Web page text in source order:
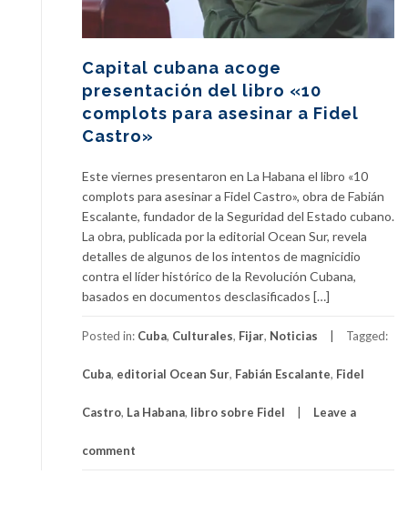
Capital cubana acoge
presentación del libro «10
complots para asesinar a Fidel
Castro»
Este viernes presentaron en La Habana el libro «10
complots para asesinar a Fidel Castro», obra de Fabián
Escalante, fundador de la Seguridad del Estado cubano.
La obra, publicada por la editorial Ocean Sur, revela
detalles de algunos de los intentos de magnicidio
contra el líder histórico de la Revolución Cubana,
basados en documentos desclasificados […]
Posted in: Cuba, Culturales, Fijar, Noticias Tagged:
Cuba, editorial Ocean Sur, Fabián Escalante, Fidel
Castro, La Habana, libro sobre Fidel Leave a
comment